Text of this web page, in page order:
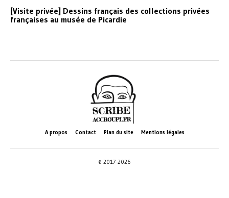
[Visite privée] Dessins français des collections privées
françaises au musée de Picardie
A propos Contact Plan du site Mentions légales
© 2017-2026